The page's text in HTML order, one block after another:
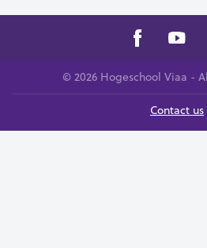
© 2026 Hogeschool Viaa -
Contact us